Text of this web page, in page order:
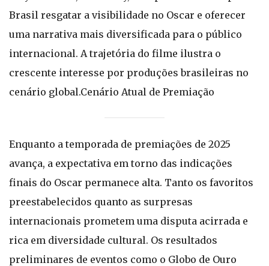
Brasil resgatar a visibilidade no Oscar e oferecer
uma narrativa mais diversificada para o público
internacional. A trajetória do filme ilustra o
crescente interesse por produções brasileiras no
cenário global.Cenário Atual de Premiação
Enquanto a temporada de premiações de 2025
avança, a expectativa em torno das indicações
finais do Oscar permanece alta. Tanto os favoritos
preestabelecidos quanto as surpresas
internacionais prometem uma disputa acirrada e
rica em diversidade cultural. Os resultados
preliminares de eventos como o Globo de Ouro